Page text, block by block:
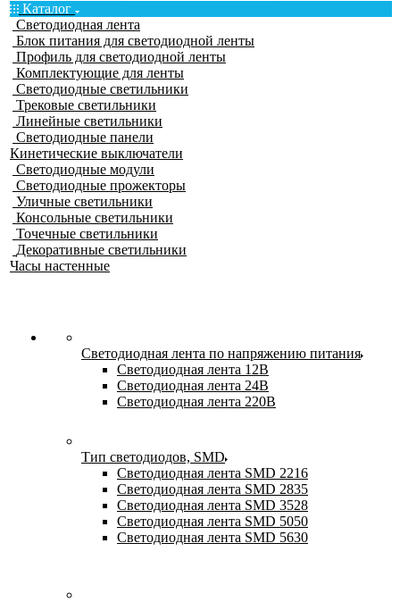
Каталог
Светодиодная лента
Блок питания для светодиодной ленты
Профиль для светодиодной ленты
Комплектующие для ленты
Светодиодные светильники
Трековые светильники
Линейные светильники
Светодиодные панели
Кинетические выключатели
Светодиодные модули
Светодиодные прожекторы
Уличные светильники
Консольные светильники
Точечные светильники
Декоративные светильники
Часы настенные
Светодиодная лента по напряжению питания
Светодиодная лента 12В
Светодиодная лента 24В
Светодиодная лента 220В
Тип светодиодов, SMD
Cветодиодная лента SMD 2216
Светодиодная лента SMD 2835
Светодиодная лента SMD 3528
Светодиодная лента SMD 5050
Светодиодная лента SMD 5630